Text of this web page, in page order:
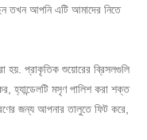
তখন আপনি এটি আমাদের নিতে
হয়. প্রাকৃতিক শুয়োরের ব্রিসলগুলি
হ্যান্ডেলটি মসৃণ পালিশ করা শক্ত
জন্য আপনার তালুতে ফিট করে,